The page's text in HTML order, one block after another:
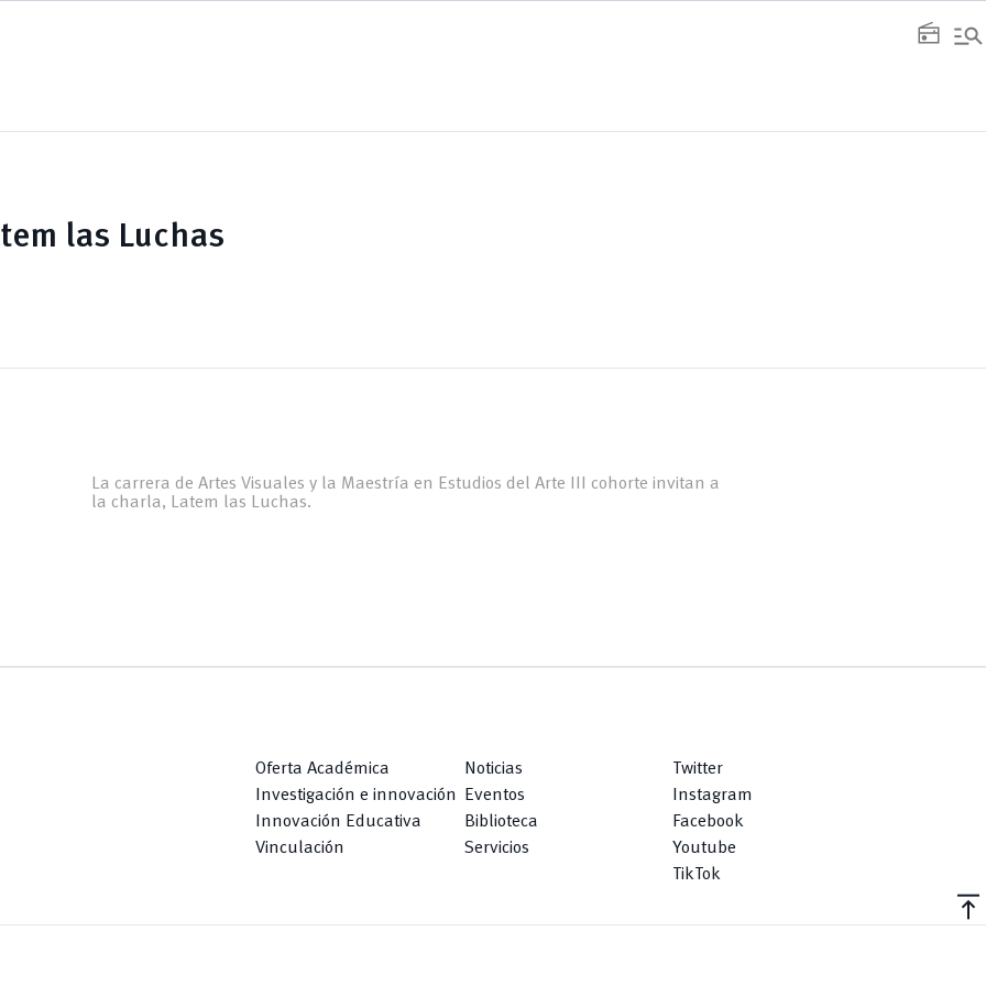
radio manage_search
las Luchas
La carrera de Artes Visuales y la Maestría en Estudios del Arte III cohorte invitan a
la charla, Latem las Luchas.
Oferta Académica
Investigación e innovación
Innovación Educativa
Vinculación
Noticias
Eventos
Biblioteca
Servicios
Twitter
Instagram
Facebook
Youtube
TikTok
vertical_align_top